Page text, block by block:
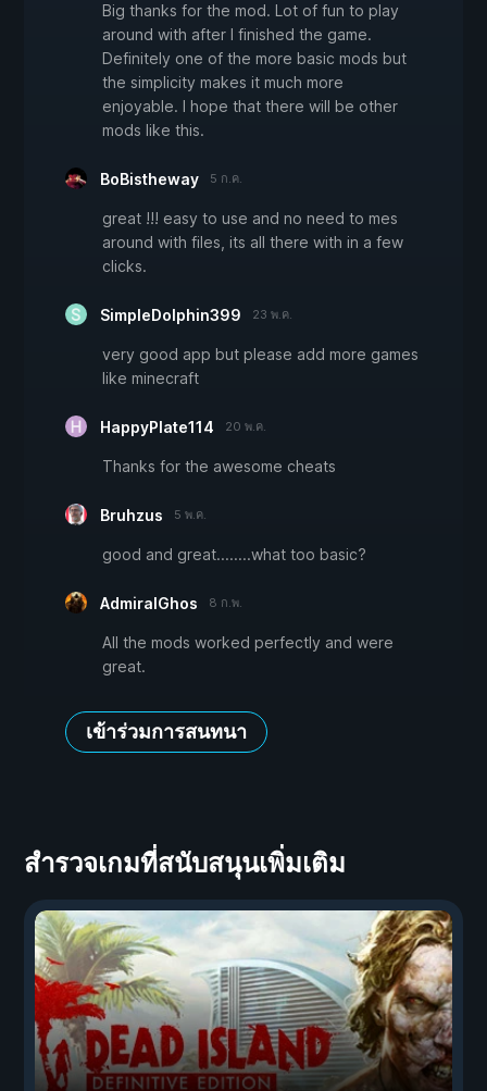
Big thanks for the mod. Lot of fun to play
around with after I finished the game.
Definitely one of the more basic mods but
the simplicity makes it much more
enjoyable. I hope that there will be other
mods like this.
BoBistheway 5 ก.ค.
great !!! easy to use and no need to mes
around with files, its all there with in a few
clicks.
SimpleDolphin399 23 พ.ค.
very good app but please add more games
like minecraft
HappyPlate114 20 พ.ค.
Thanks for the awesome cheats
Bruhzus 5 พ.ค.
good and great........what too basic?
AdmiralGhos 8 ก.พ.
All the mods worked perfectly and were
great.
เข้าร่วมการสนทนา
สำรวจเกมที่สนับสนุนเพิ่มเติม